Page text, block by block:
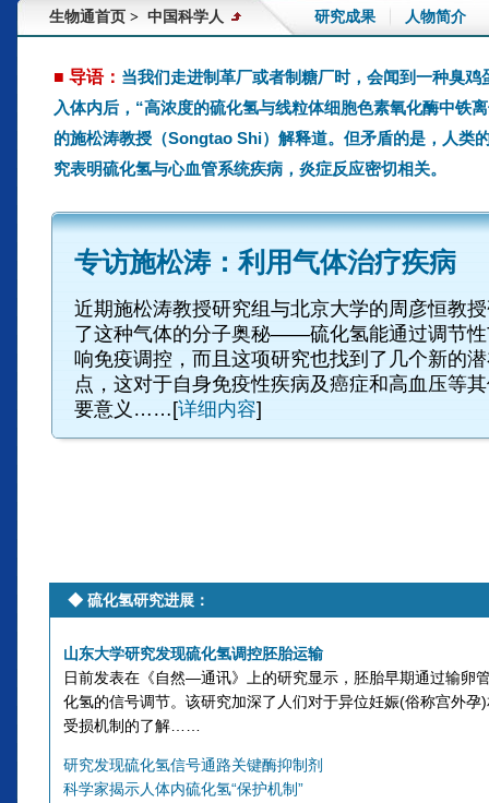
生物通首页 > 中国科学人 研究成果 人物简介
■ 导语： 当我们走进制革厂或者制糖厂时，会闻到一种臭
入体内后，“高浓度的硫化氢与线粒体细胞色素氧化酶中铁
的施松涛教授（Songtao Shi）解释道。但矛盾的是，人类
究表明硫化氢与心血管系统疾病，炎症反应密切相关。
专访施松涛：利用气体治疗疾病
近期施松涛教授研究组与北京大学的周彦恒教
了这种气体的分子奥秘——硫化氢能通过调节性
响免疫调控，而且这项研究也找到了几个新的
点，这对于自身免疫性疾病及癌症和高血压等
要意义……[详细内容]
◆ 硫化氢研究进展：
山东大学研究发现硫化氢调控胚胎运输
日前发表在《自然—通讯》上的研究显示，胚胎早期通过输卵
化氢的信号调节。该研究加深了人们对于异位妊娠(俗称宫外孕
受损机制的了解……
研究发现硫化氢信号通路关键酶抑制剂
科学家揭示人体内硫化氢“保护机制”